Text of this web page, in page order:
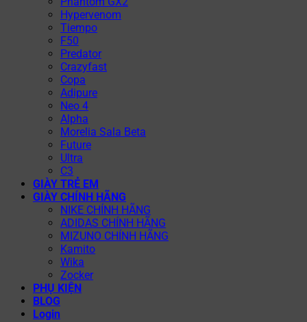
Hypervenom
Tiempo
F50
Predator
Crazyfast
Copa
Adipure
Neo 4
Alpha
Morelia Sala Beta
Future
Ultra
C3
GIÀY TRẺ EM
GIÀY CHÍNH HÃNG
NIKE CHÍNH HÃNG
ADIDAS CHÍNH HÃNG
MIZUNO CHÍNH HÃNG
Kamito
Wika
Zocker
PHỤ KIỆN
BLOG
Login